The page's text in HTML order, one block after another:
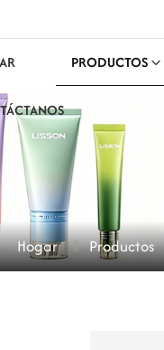
PRODUCTOS
Hogar Productos